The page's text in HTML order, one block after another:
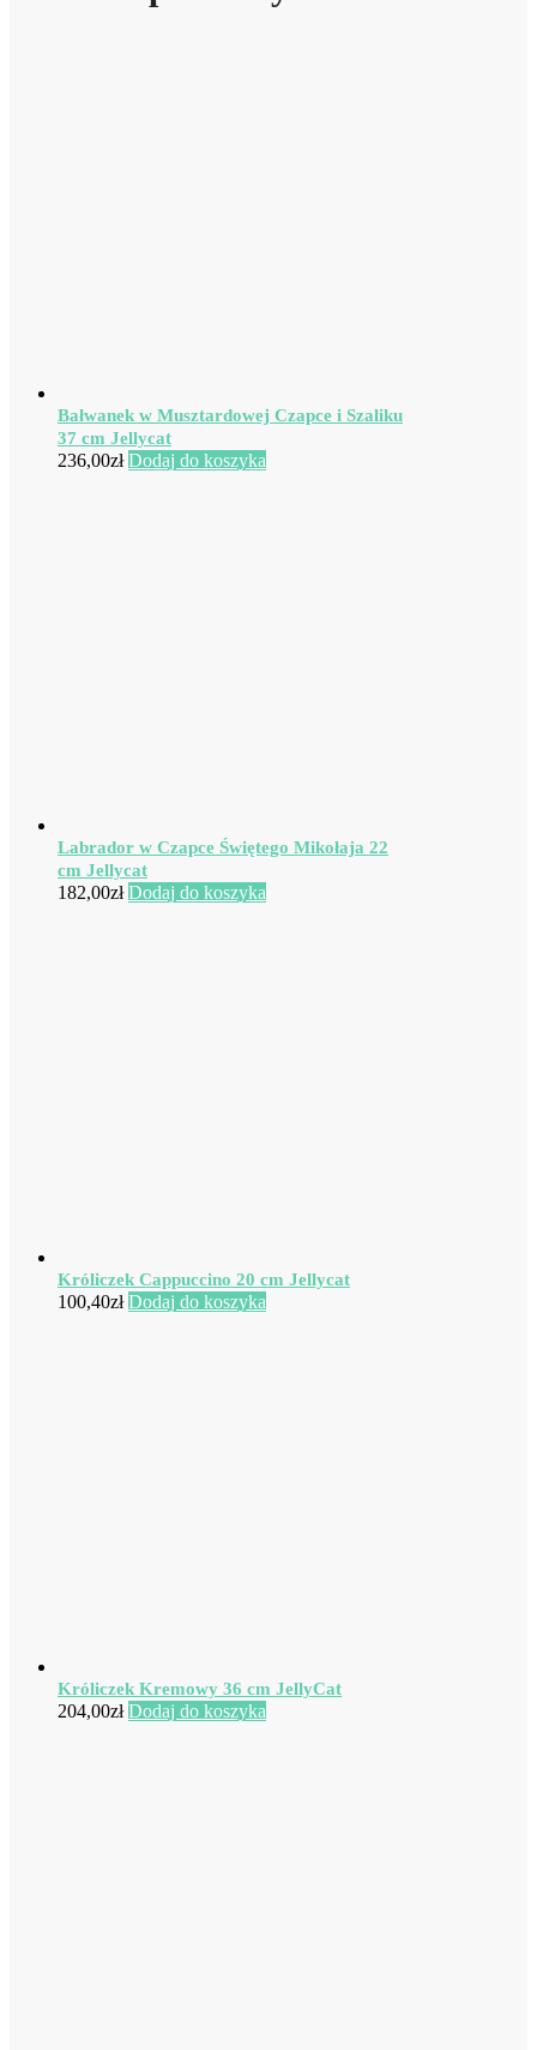
Bałwanek w Musztardowej Czapce i Szaliku
37 cm Jellycat
236,00zł Dodaj do koszyka
Labrador w Czapce Świętego Mikołaja 22
cm Jellycat
182,00zł Dodaj do koszyka
Króliczek Cappuccino 20 cm Jellycat
100,40zł Dodaj do koszyka
Króliczek Kremowy 36 cm JellyCat
204,00zł Dodaj do koszyka